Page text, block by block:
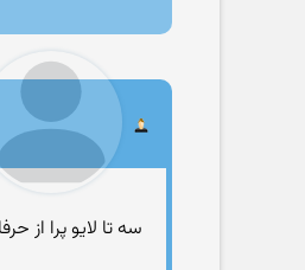
سه تا لایو پرا